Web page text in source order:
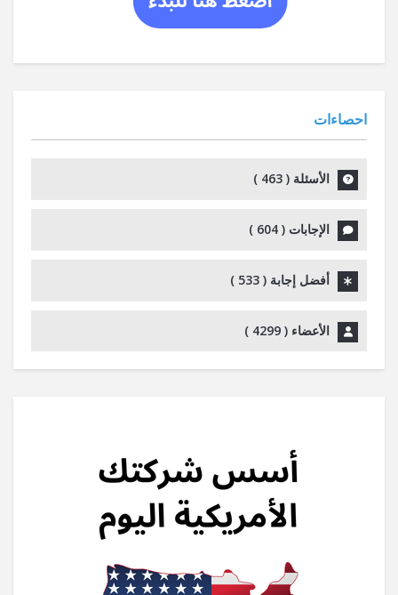
احصاءات
الأسئلة ( 463
)
الإجابات ( 604
)
أفضل إجابة ( 533
)
الأعضاء ( 4299
)